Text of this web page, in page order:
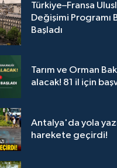
Türkiye–Fransa
Değişimi Programı
Başladı
Tarım ve Orman
alacak! 81 il için
Antalya'da yola
harekete geçirdi!